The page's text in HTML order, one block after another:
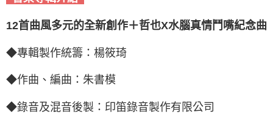
12首曲風多元的全新創作＋哲也X水腦真情鬥嘴紀念曲
◆專輯製作統籌：楊筱琦
◆作曲、編曲：朱書模
◆錄音及混音後製：印笛錄音製作有限公司